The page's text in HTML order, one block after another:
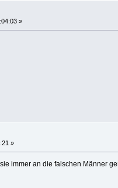
»
»
immer an die falschen Männer